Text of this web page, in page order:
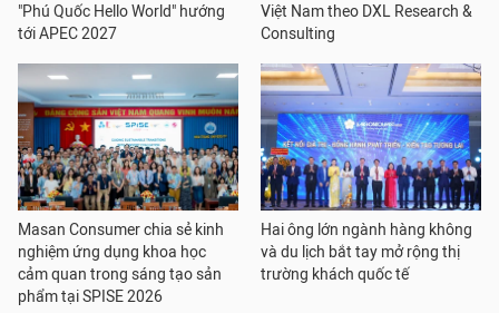
"Phú Quốc Hello World" hướng
tới APEC 2027
Việt Nam theo DXL Research &
Consulting
Masan Consumer chia sẻ kinh
nghiệm ứng dụng khoa học
cảm quan trong sáng tạo sản
phẩm tại SPISE 2026
Hai ông lớn ngành hàng không
và du lịch bắt tay mở rộng thị
trường khách quốc tế